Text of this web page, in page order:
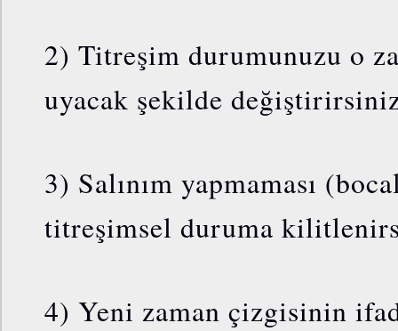
2) Titreşim durumunuzu o
uyacak şekilde
3) Salınım yapmaması
titreşimsel duruma
4) Yeni zaman çizgisinin